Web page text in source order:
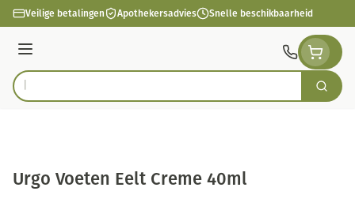
Ga naar de inhoud
Veilige betalingen Apothekersadvies Snelle beschikbaarheid
Menu
Product, merk, categorie... Zoek
Urgo Voeten Eelt Creme 40ml